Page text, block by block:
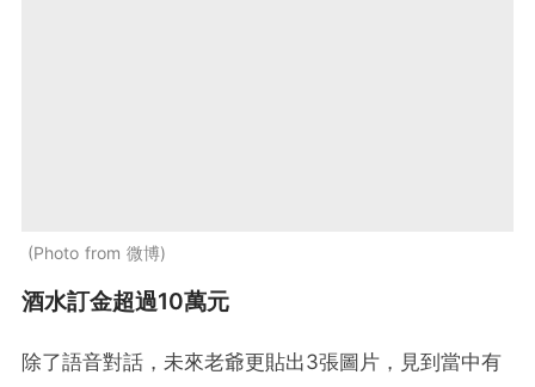
Photo from 微博
酒水訂金超過10萬元
除了語音對話，未來老爺更貼出3張圖片，見到當中有